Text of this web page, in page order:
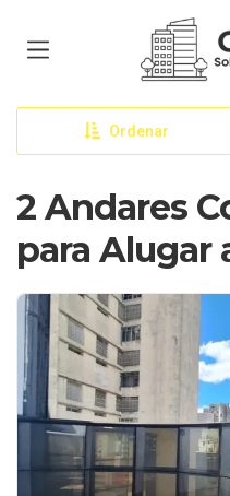
Página
Ordenar
2 Andares
para Alugar